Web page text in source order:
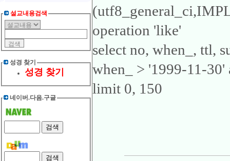
설교내용검색
성경 찾기
성경 찾기
네이버.다음.구글
operation 'like'
select no, when_, ttl,
when_ > '1999-11-
limit 0, 150